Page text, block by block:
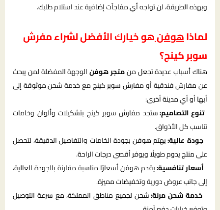
وبهذه الطريقة، لن تواجه أي مفاجآت إضافية عند استلام طلبك.
لماذاهوفنهو خيارك الأفضل لشراء مفرش
سوبر كينج؟
هناك أسباب عديدة تجعل منمتجر هوفنالوجهة المفضلة لمن يبحث
عن مفارش فندقية أو مفارش سوبر كينج مع خدمة شحن موثوقة إلى
أبها أو أي مدينة أخرى:
تنوع التصاميم:ستجد مفارش سوبر كينج بتشكيلات وألوان وخامات
تناسب كل الأذواق.
جودة عالية:يهتم هوفن بجودة الخامات والتفاصيل الدقيقة، لتحصل
على منتج يدوم طويلًا ويوفر أقصى درجات الراحة.
أسعار تنافسية:يقدم هوفن أسعارًا مناسبة مقارنة بالجودة العالية،
إلى جانب عروض دورية وتخفيضات مميزة.
خدمة شحن مرنة:شحن لجميع مناطق المملكة، مع سرعة التوصيل